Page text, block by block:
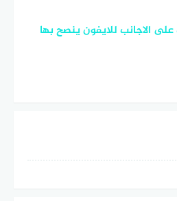
الاجانب للايفون ينصح بها